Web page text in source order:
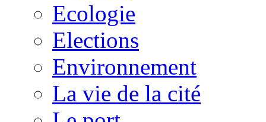
Ecologie
Elections
Environnement
La vie de la cité